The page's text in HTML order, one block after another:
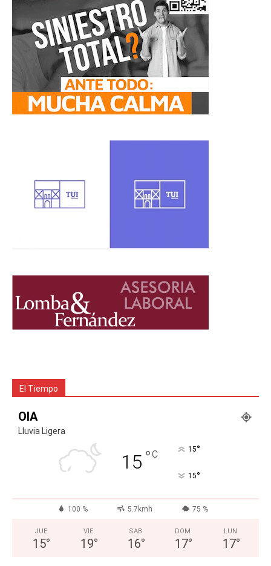
El Tiempo
OIA
Lluvia Ligera
15 °C 15°
15°
100 % 5.7kmh 75 %
JUE
15°
VIE
19°
SAB
16°
DOM
17°
LUN
17°